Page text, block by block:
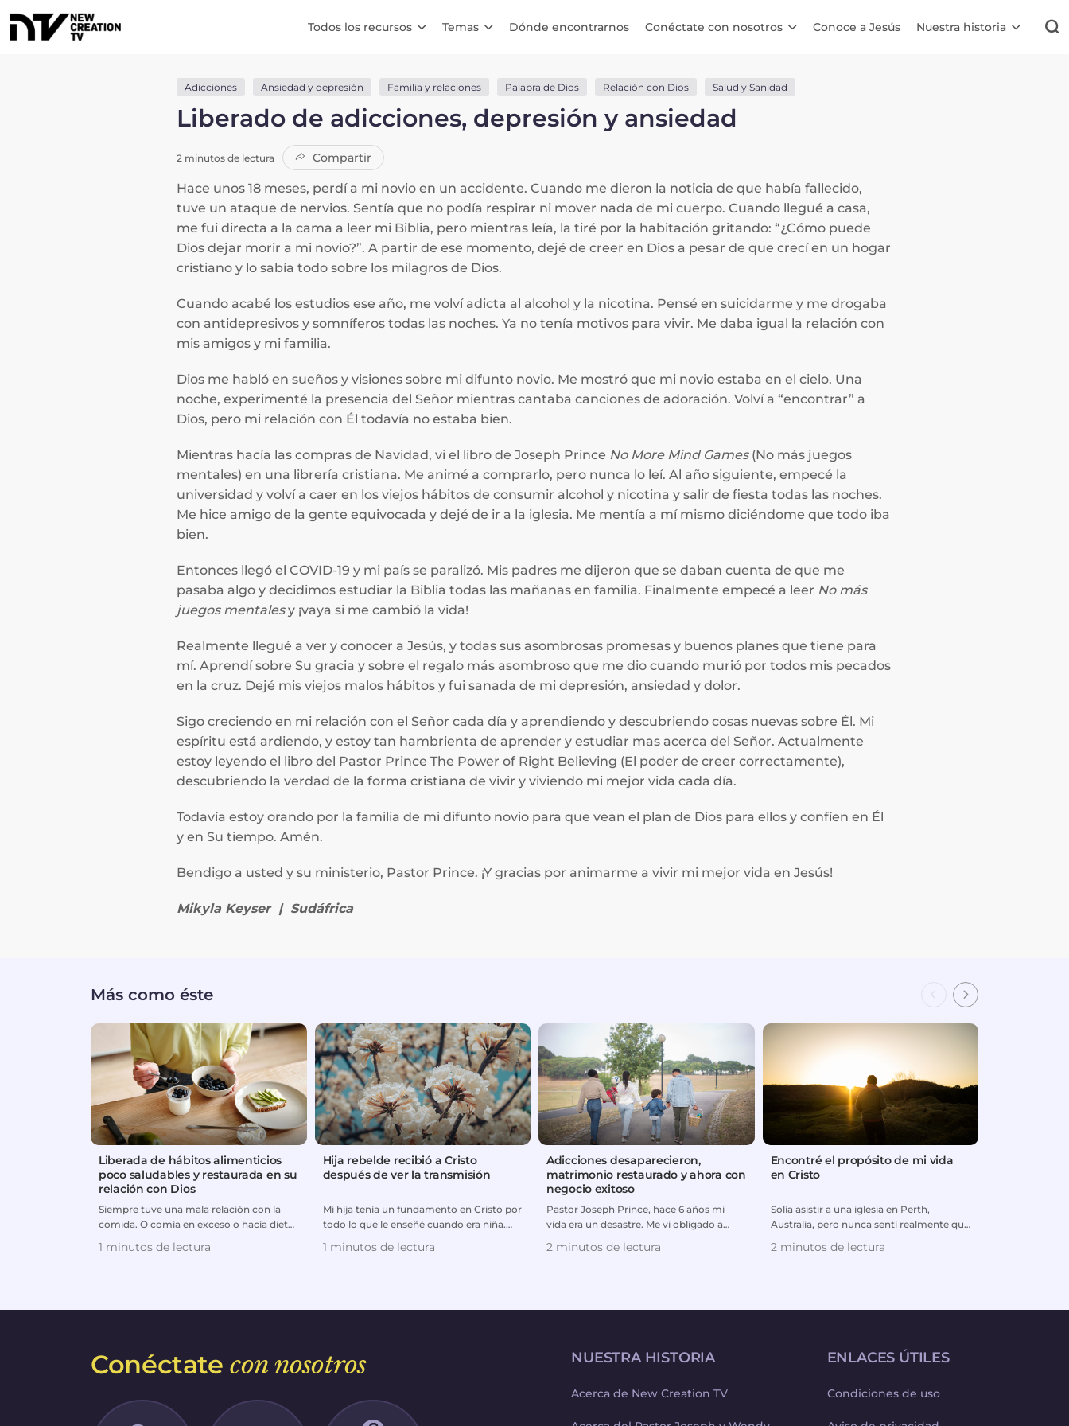
Todos los recursos Temas Dónde encontrarnos Conéctate con nosotros Conoce a Jesús Nuestra historia
Adicciones Ansiedad y depresión Familia y relaciones Palabra de Dios Relación con Dios Salud y Sanidad
Liberado de adicciones, depresión y ansiedad
2 minutos de lectura Compartir
Hace unos 18 meses, perdí a mi novio en un accidente. Cuando me dieron la noticia de que había fallecido,
tuve un ataque de nervios. Sentía que no podía respirar ni mover nada de mi cuerpo. Cuando llegué a casa,
me fui directa a la cama a leer mi Biblia, pero mientras leía, la tiré por la habitación gritando: “¿Cómo puede
Dios dejar morir a mi novio?”. A partir de ese momento, dejé de creer en Dios a pesar de que crecí en un hogar
cristiano y lo sabía todo sobre los milagros de Dios.
Cuando acabé los estudios ese año, me volví adicta al alcohol y la nicotina. Pensé en suicidarme y me drogaba
con antidepresivos y somníferos todas las noches. Ya no tenía motivos para vivir. Me daba igual la relación con
mis amigos y mi familia.
Dios me habló en sueños y visiones sobre mi difunto novio. Me mostró que mi novio estaba en el cielo. Una
noche, experimenté la presencia del Señor mientras cantaba canciones de adoración. Volví a “encontrar” a
Dios, pero mi relación con Él todavía no estaba bien.
Mientras hacía las compras de Navidad, vi el libro de Joseph Prince No More Mind Games(No más juegos
mentales) en una librería cristiana. Me animé a comprarlo, pero nunca lo leí. Al año siguiente, empecé la
universidad y volví a caer en los viejos hábitos de consumir alcohol y nicotina y salir de fiesta todas las noches.
Me hice amigo de la gente equivocada y dejé de ir a la iglesia. Me mentía a mí mismo diciéndome que todo iba
bien.
Entonces llegó el COVID-19 y mi país se paralizó. Mis padres me dijeron que se daban cuenta de que me
pasaba algo y decidimos estudiar la Biblia todas las mañanas en familia. Finalmente empecé a leer No más
juegos mentalesy ¡vaya si me cambió la vida!
Realmente llegué a ver y conocer a Jesús, y todas sus asombrosas promesas y buenos planes que tiene para
mí. Aprendí sobre Su gracia y sobre el regalo más asombroso que me dio cuando murió por todos mis pecados
en la cruz. Dejé mis viejos malos hábitos y fui sanada de mi depresión, ansiedad y dolor.
Sigo creciendo en mi relación con el Señor cada día y aprendiendo y descubriendo cosas nuevas sobre Él. Mi
espíritu está ardiendo, y estoy tan hambrienta de aprender y estudiar mas acerca del Señor. Actualmente
estoy leyendo el libro del Pastor Prince The Power of Right Believing (El poder de creer correctamente),
descubriendo la verdad de la forma cristiana de vivir y viviendo mi mejor vida cada día.
Todavía estoy orando por la familia de mi difunto novio para que vean el plan de Dios para ellos y confíen en Él
y en Su tiempo. Amén.
Bendigo a usted y su ministerio, Pastor Prince. ¡Y gracias por animarme a vivir mi mejor vida en Jesús!
Mikyla Keyser | Sudáfrica
Más como éste
Liberada de hábitos alimenticios
poco saludables y restaurada en su
relación con Dios
Siempre tuve una mala relación con la
comida. O comía en exceso o hacía dietas
1 minutos de lectura
Hija rebelde recibió a Cristo
después de ver la transmisión
Mi hija tenía un fundamento en Cristo por
todo lo que le enseñé cuando era niña.
1 minutos de lectura
Adicciones desaparecieron,
matrimonio restaurado y ahora con
negocio exitoso
Pastor Joseph Prince, hace 6 años mi
vida era un desastre. Me vi obligado a
2 minutos de lectura
Encontré el propósito de mi vida
en Cristo
Solía asistir a una iglesia en Perth,
Australia, pero nunca sentí realmente que
2 minutos de lectura
Conéctatecon nosotros NUESTRA HISTORIA
Acerca de New Creation TV
ENLACES ÚTILES
Condiciones de uso